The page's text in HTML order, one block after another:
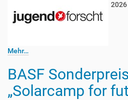
2026
Mehr…
BASF
„Solarcamp for